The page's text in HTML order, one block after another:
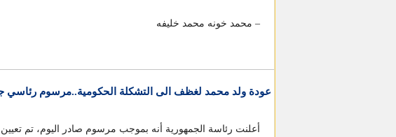
– محمد خونه محمد خليفه
عودة ولد محمد لغظف الى التشكلة الحكومية..مرسوم رئاسي
أعلنت رئاسة الجمهورية أنه بموجب مرسوم صادر اليوم، تم